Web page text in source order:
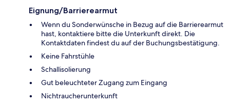
Eignung/Barrierearmut
Wenn du Sonderwünsche in Bezug auf die Barrierearmut
hast, kontaktiere bitte die Unterkunft direkt. Die
Kontaktdaten findest du auf der Buchungsbestätigung.
Keine Fahrstühle
Schallisolierung
Gut beleuchteter Zugang zum Eingang
Nichtraucherunterkunft